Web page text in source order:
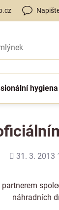
hygiena
Přidáno
31. 3. 2013
náhradních